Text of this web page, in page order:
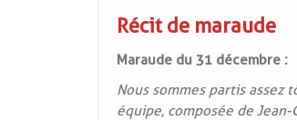
Récit de maraude
Maraude du 31 décembre :
Nous sommes partis assez
équipe, composée de